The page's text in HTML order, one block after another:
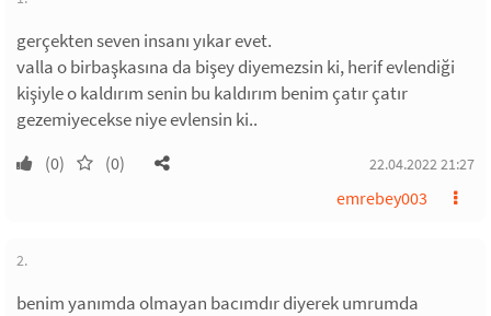
gerçekten seven insanı yıkar evet.
valla o birbaşkasına da bişey diyemezsin ki, herif evlendiği
kişiyle o kaldırım senin bu kaldırım benim çatır çatır
gezemiyecekse niye evlensin ki..
(0) (0) 22.04.2022 21:27
emrebey003
2.
benim yanımda olmayan bacımdır diyerek umrumda